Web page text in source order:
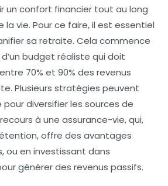
un confort financier tout au long
vie. Pour ce faire, il est essentiel
sa retraite. Cela commence
budget réaliste qui doit
70% et 90% des revenus
Plusieurs stratégies peuvent
diversifier les sources de
à une assurance-vie, qui,
offre des avantages
ou en investissant dans
générer des revenus passifs.